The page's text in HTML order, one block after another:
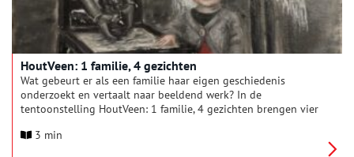
HoutVeen: 1 familie, 4 gezichten
Wat gebeurt er als een familie haar eigen geschiedenis
onderzoekt en vertaalt naar beeldend werk? In de
tentoonstelling HoutVeen: 1 familie, 4 gezichten brengen vier
en Marja van Hout en haar zoons Erik en Floris van der Veen
3 min